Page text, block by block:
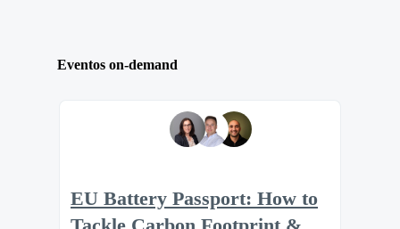
Eventos on-demand
EU Battery Passport: How to